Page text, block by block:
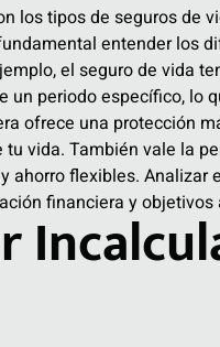
los tipos de seguros de
entender los
el seguro de vida
un periodo específico, lo
ofrece una protección
vida. También vale la
ahorro flexibles.
financiera y objetivos